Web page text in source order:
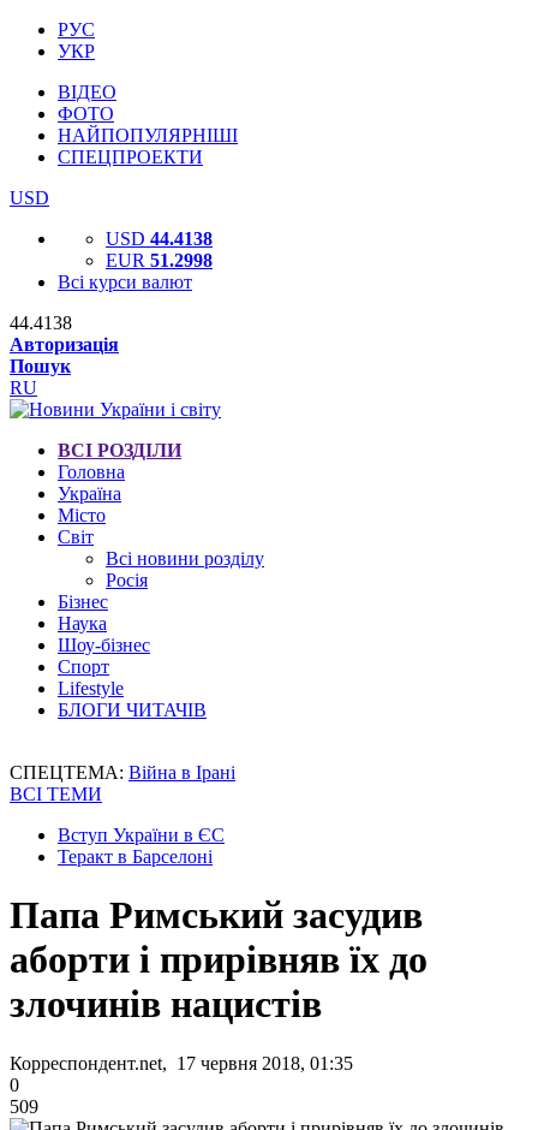
РУС
УКР
ВІДЕО
ФОТО
НАЙПОПУЛЯРНІШІ
СПЕЦПРОЕКТИ
USD
USD 44.4138
EUR 51.2998
Всі курси валют
44.4138
Авторизація
Пошук
RU
ВСІ РОЗДІЛИ
Головна
Україна
Місто
Світ
Всі новини розділу
Росія
Бізнес
Наука
Шоу-бізнес
Спорт
Lifestyle
БЛОГИ ЧИТАЧІВ
СПЕЦТЕМА: Війна в Ірані
ВСІ ТЕМИ
Вступ України в ЄС
Теракт в Барселоні
Папа Римський засудив
аборти і прирівняв їх до
злочинів нацистів
Корреспондент.net, 17 червня 2018, 01:35
0
509